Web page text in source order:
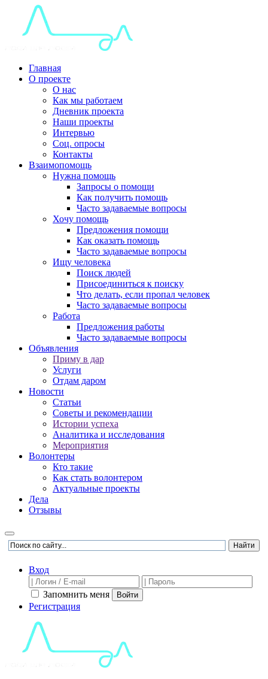
Главная
О проекте
О нас
Как мы работаем
Дневник проекта
Наши проекты
Интервью
Соц. опросы
Контакты
Взаимопомощь
Нужна помощь
Запросы о помощи
Как получить помощь
Часто задаваемые вопросы
Хочу помощь
Предложения помощи
Как оказать помощь
Часто задаваемые вопросы
Ищу человека
Поиск людей
Присоединиться к поиску
Что делать, если пропал человек
Часто задаваемые вопросы
Работа
Предложения работы
Часто задаваемые вопросы
Объявления
Приму в дар
Услуги
Отдам даром
Новости
Статьи
Советы и рекомендации
Истории успеха
Аналитика и исследования
Мероприятия
Волонтеры
Кто такие
Как стать волонтером
Актуальные проекты
Дела
Отзывы
Вход
Запомнить меня Войти
Регистрация